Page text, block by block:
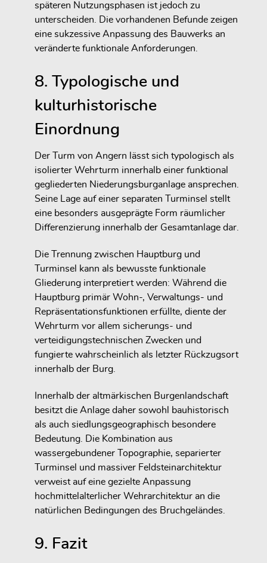
späteren Nutzungsphasen ist jedoch zu
unterscheiden. Die vorhandenen Befunde zeigen
eine sukzessive Anpassung des Bauwerks an
veränderte funktionale Anforderungen.
8. Typologische und
kulturhistorische
Einordnung
Der Turm von Angern lässt sich typologisch als
isolierter Wehrturm innerhalb einer funktional
gegliederten Niederungsburganlage ansprechen.
Seine Lage auf einer separaten Turminsel stellt
eine besonders ausgeprägte Form räumlicher
Differenzierung innerhalb der Gesamtanlage dar.
Die Trennung zwischen Hauptburg und
Turminsel kann als bewusste funktionale
Gliederung interpretiert werden: Während die
Hauptburg primär Wohn-, Verwaltungs- und
Repräsentationsfunktionen erfüllte, diente der
Wehrturm vor allem sicherungs- und
verteidigungstechnischen Zwecken und
fungierte wahrscheinlich als letzter Rückzugsort
innerhalb der Burg.
Innerhalb der altmärkischen Burgenlandschaft
besitzt die Anlage daher sowohl bauhistorisch
als auch siedlungsgeographisch besondere
Bedeutung. Die Kombination aus
wassergebundener Topographie, separierter
Turminsel und massiver Feldsteinarchitektur
verweist auf eine gezielte Anpassung
hochmittelalterlicher Wehrarchitektur an die
natürlichen Bedingungen des Bruchgeländes.
9. Fazit